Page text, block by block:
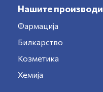
Нашите производи
Фармација
Билкарство
Козметика
Хемија